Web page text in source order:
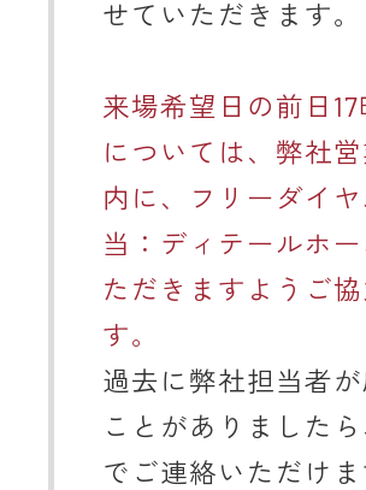
せていただきます。
来場希望日の前日
については、弊社
内に、フリーダイ
当：ディテールホ
ただきますようご
す。
過去に弊社担当者
ことがありました
でご連絡いただけ